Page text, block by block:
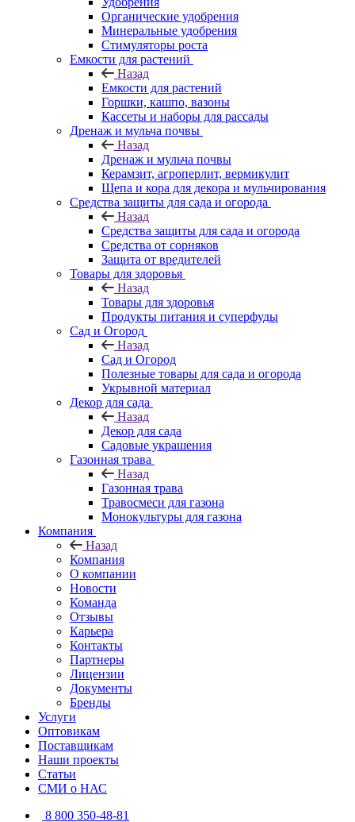
Органические удобрения
Минеральные удобрения
Стимуляторы роста
Емкости для растений
Назад
Емкости для растений
Горшки, кашпо, вазоны
Кассеты и наборы для рассады
Дренаж и мульча почвы
Назад
Дренаж и мульча почвы
Керамзит, агроперлит, вермикулит
Щепа и кора для декора и мульчирования
Средства защиты для сада и огорода
Назад
Средства защиты для сада и огорода
Средства от сорняков
Защита от вредителей
Товары для здоровья
Назад
Товары для здоровья
Продукты питания и суперфуды
Сад и Огород
Назад
Сад и Огород
Полезные товары для сада и огорода
Укрывной материал
Декор для сада
Назад
Декор для сада
Садовые украшения
Газонная трава
Назад
Газонная трава
Травосмеси для газона
Монокультуры для газона
Компания
Назад
Компания
О компании
Новости
Команда
Отзывы
Карьера
Контакты
Партнеры
Лицензии
Документы
Бренды
Услуги
Оптовикам
Поставщикам
Наши проекты
Статьи
СМИ о НАС
8 800 350-48-81